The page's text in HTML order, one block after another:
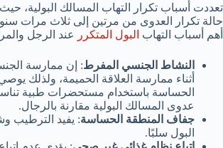
تعددت أسباب تكرار التهاب المسالك البولية،
حالة تكرار العدوى من مرتين إلى ثلاث مرات
أهم أسباب التهاب البول المتكرر عند الرجل
النشاط الجنسي المفرط: إن ممارسة الجنس
أثناء ممارسة العلاقة الحميمة، ولذلك
الحساسة باستخدام مستحضرات طبية
عدوى المسالك البولية مقارنة بالرجال.
جفاف المنطقة الحساسة: يفيد الترطيب
البول سلبًا.